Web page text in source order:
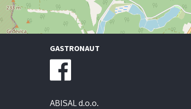
GASTRONAUT
ABISAL d.o.o.